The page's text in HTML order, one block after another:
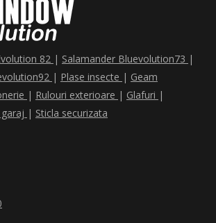
82 | Salamander Bluevolution73 |
| Plase insecte | Geam
| Rulouri exterioare | Glafuri |
| Sticla securizata